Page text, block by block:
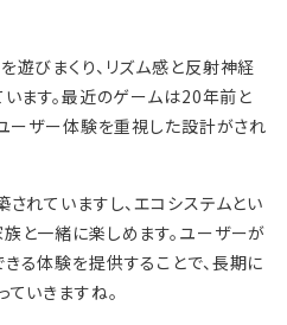
遊びまくり、リズム感と反射神経
います。最近のゲームは20年前と
ユーザー体験を重視した設計がされ
されていますし、エコシステムとい
と一緒に楽しめます。ユーザーが
る体験を提供することで、長期に
ていきますね。